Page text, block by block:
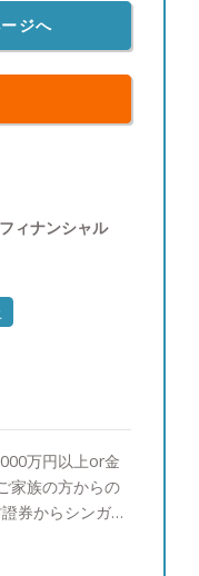
ジへ
ィナンシャル
万円以上or金
家族の方からの
券からシンガポ
参りました。富